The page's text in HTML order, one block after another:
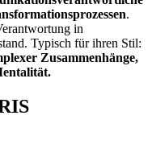
.
in
Typisch für ihren Stil:
Zusammenhänge,